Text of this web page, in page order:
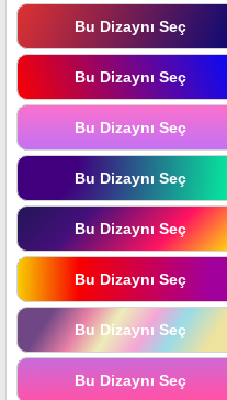
Bu Dizaynı Seç
Bu Dizaynı Seç
Bu Dizaynı Seç
Bu Dizaynı Seç
Bu Dizaynı Seç
Bu Dizaynı Seç
Bu Dizaynı Seç
Bu Dizaynı Seç